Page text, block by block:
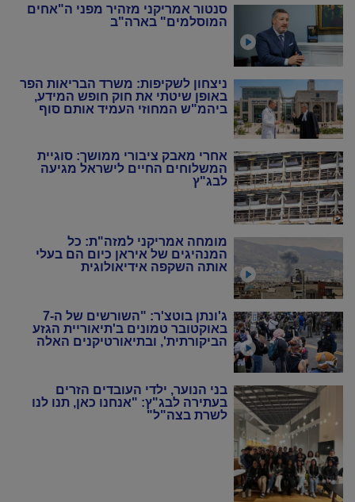
סנטור אמריקני מזהיר מפני ה"אחים
המוסלמים" בארה"ב
ניצחון לשקיפות: משרד הבריאות הפר
באופן שיטתי את חוק חופש המידע,
ביהמ"ש המחוזי העמיד אותם סוף
אחרי מאבק ציבורי ממושך: סוגיית
המשלוחים החיים לישראל מגיעה
לבג"ץ
מומחה אמריקני למזה"ת: כל
המנהיגים של איראן כיום הם בעלי
אותה השקפה אידיאולוגית
ג'ונתן בוטצ'ר: "השורשים של ה-7
באוקטובר טמונים ב'תיאוריית הגזע
הביקורתית', ובתיאורטיקנים האלה
בני הנוער, ילדי העובדים הזרים
בעתירה לבג"ץ: "אנחנו כאן, תנו לנו
לשרת בצה"ל"